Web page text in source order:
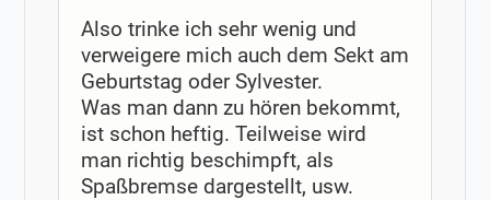
Also trinke ich sehr wenig und
verweigere mich auch dem Sekt am
Geburtstag oder Sylvester.
Was man dann zu hören bekommt,
ist schon heftig. Teilweise wird
man richtig beschimpft, als
Spaßbremse dargestellt, usw.